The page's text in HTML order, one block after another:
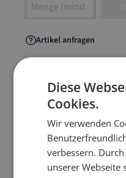
Artikel Anzahl:
Artikel anfragen
Für den Versand
Dokumenten oder
volumenreduzierte
Diese
Cookies.
Wir verwenden
verbessern.
unserer Webseite